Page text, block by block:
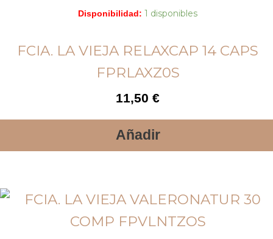
Disponibilidad: 1 disponibles
FCIA. LA VIEJA RELAXCAP 14 CAPS
FPRLAXZ0S
11,50 €
Añadir